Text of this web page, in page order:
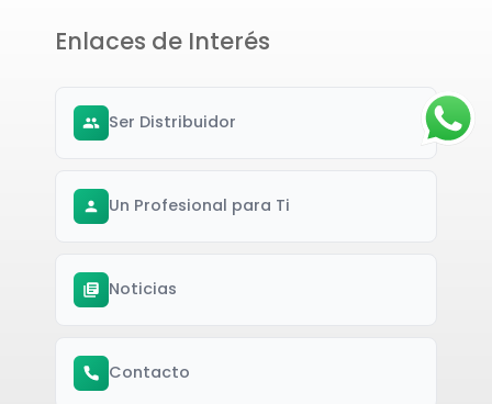
Enlaces de Interés
Ser Distribuidor
Un Profesional para Ti
Noticias
Contacto